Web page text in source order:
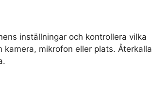
inställningar och kontrollera vilka
mikrofon eller plats. Återkalla